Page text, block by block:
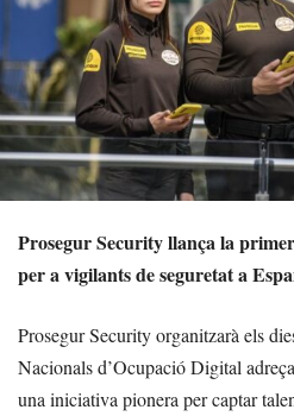
Prosegur Security llança la
per a vigilants de seguretat a
Prosegur Security organitzarà els
Nacionals d’Ocupació Digital
una iniciativa pionera per captar